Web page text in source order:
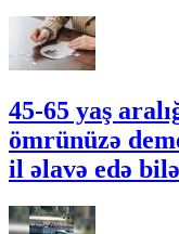
45-65 yaş
ömrünüzə
il əlavə edə